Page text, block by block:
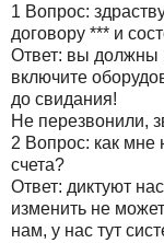
1 Вопрос:
договору *** и
Ответ: вы должны
включите
до свидания!
Не перезвонили,
2 Вопрос: как мне
счета?
Ответ: диктуют
изменить не
нам, у нас тут